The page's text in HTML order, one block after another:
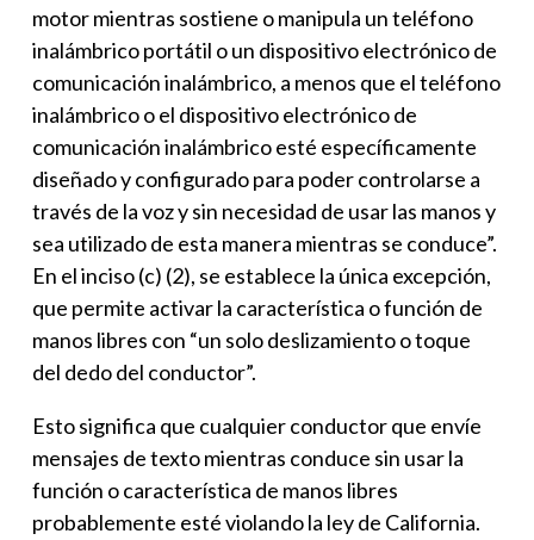
motor mientras sostiene o manipula un teléfono
inalámbrico portátil o un dispositivo electrónico de
comunicación inalámbrico, a menos que el teléfono
inalámbrico o el dispositivo electrónico de
comunicación inalámbrico esté específicamente
diseñado y configurado para poder controlarse a
través de la voz y sin necesidad de usar las manos y
sea utilizado de esta manera mientras se conduce”.
En el inciso (c) (2), se establece la única excepción,
que permite activar la característica o función de
manos libres con “un solo deslizamiento o toque
del dedo del conductor”.
Esto significa que cualquier conductor que envíe
mensajes de texto mientras conduce sin usar la
función o característica de manos libres
probablemente esté violando la ley de California.